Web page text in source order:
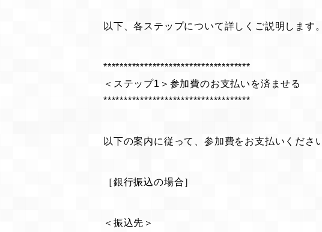
以下、各ステップについて詳しくご説明します。
************************************
＜ステップ1＞参加費のお支払いを済ませる
************************************
以下の案内に従って、参加費をお支払いくだ
［銀行振込の場合］
＜振込先＞